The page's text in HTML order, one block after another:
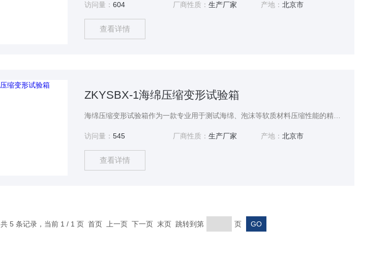
访问量：604 厂商性质： 生产厂家 产地：北京市
查看详情
ZKYSBX-1海绵压缩变形试验箱
访问量：545 厂商性质： 生产厂家 产地：北京市
查看详情
共 5 条记录，当前 1 / 1 页 首页 上一页 下一页 末页 跳转到第 页